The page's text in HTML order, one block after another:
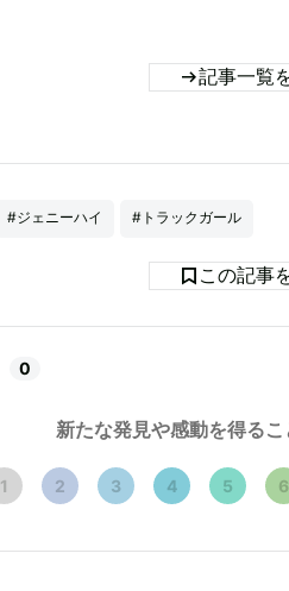
記事一覧
#ジェニーハイ #トラックガール
この記事
0
新たな発見や感動を得る
1 2 3 4 5 6